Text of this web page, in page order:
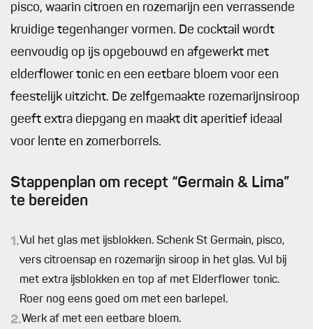
pisco, waarin citroen en rozemarijn een verrassende
kruidige tegenhanger vormen. De cocktail wordt
eenvoudig op ijs opgebouwd en afgewerkt met
elderflower tonic en een eetbare bloem voor een
feestelijk uitzicht. De zelfgemaakte rozemarijnsiroop
geeft extra diepgang en maakt dit aperitief ideaal
voor lente en zomerborrels.
Stappenplan om recept “Germain & Lima”
te bereiden
1.Vul het glas met ijsblokken. Schenk St Germain, pisco,
vers citroensap en rozemarijn siroop in het glas. Vul bij
met extra ijsblokken en top af met Elderflower tonic.
Roer nog eens goed om met een barlepel.
2.Werk af met een eetbare bloem.